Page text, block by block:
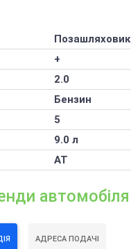
на тиждень
автомобіля
оренди автомобілів
Позашляховик
+
2.0
Бензин
5
9.0 л
AT
автомобіля
АДРЕСА ПОДАЧІ